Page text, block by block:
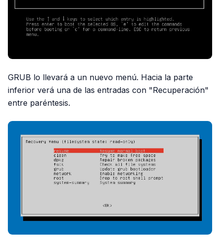
GRUB lo llevará a un nuevo menú. Hacia la parte
inferior verá una de las entradas con "Recuperación"
entre paréntesis.